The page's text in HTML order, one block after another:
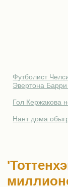
Футболист
Эвертона Барри
Гол Кержакова
Нант дома